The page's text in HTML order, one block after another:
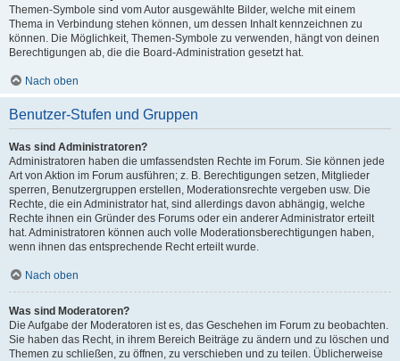
Themen-Symbole sind vom Autor ausgewählte Bilder, welche mit einem
Thema in Verbindung stehen können, um dessen Inhalt kennzeichnen zu
können. Die Möglichkeit, Themen-Symbole zu verwenden, hängt von deinen
Berechtigungen ab, die die Board-Administration gesetzt hat.
Nach oben
Benutzer-Stufen und Gruppen
Was sind Administratoren?
Administratoren haben die umfassendsten Rechte im Forum. Sie können jede
Art von Aktion im Forum ausführen; z. B. Berechtigungen setzen, Mitglieder
sperren, Benutzergruppen erstellen, Moderationsrechte vergeben usw. Die
Rechte, die ein Administrator hat, sind allerdings davon abhängig, welche
Rechte ihnen ein Gründer des Forums oder ein anderer Administrator erteilt
hat. Administratoren können auch volle Moderationsberechtigungen haben,
wenn ihnen das entsprechende Recht erteilt wurde.
Nach oben
Was sind Moderatoren?
Die Aufgabe der Moderatoren ist es, das Geschehen im Forum zu beobachten.
Sie haben das Recht, in ihrem Bereich Beiträge zu ändern und zu löschen und
Themen zu schließen, zu öffnen, zu verschieben und zu teilen. Üblicherweise